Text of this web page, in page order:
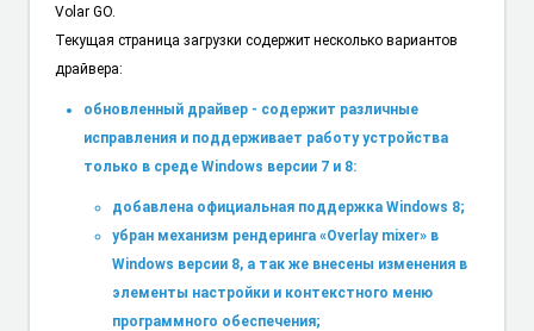
Volar GO.
Текущая страница загрузки содержит несколько вариантов
драйвера:
обновленный драйвер - содержит различные
исправления и поддерживает работу устройства
только в среде Windows версии 7 и 8:
добавлена официальная поддержка Windows 8;
убран механизм рендеринга «Overlay mixer» в
Windows версии 8, а так же внесены изменения в
элементы настройки и контекстного меню
программного обеспечения;